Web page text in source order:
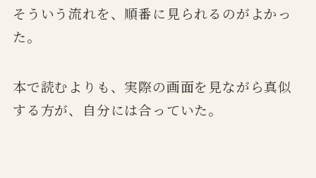
そういう流れを、順番に見られるのがよかっ
た。
本で読むよりも、実際の画面を見ながら真似
する方が、自分には合っていた。